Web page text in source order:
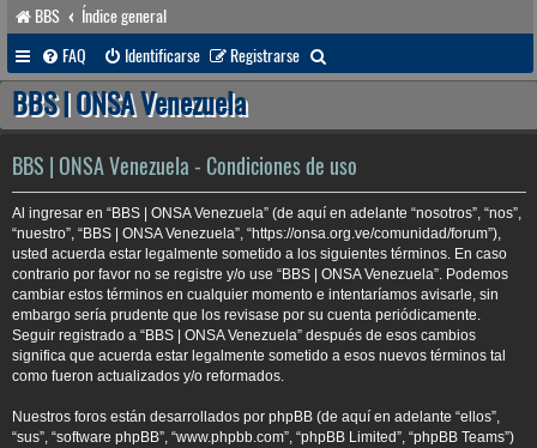
BBS
Índice general
FAQ
Identificarse Registrarse
u
a
r
BBS | ONSA Venezuela
BBS | ONSA Venezuela - Condiciones de uso
Al ingresar en “BBS | ONSA Venezuela” (de aquí en adelante “nosotros”, “nos”,
“nuestro”, “BBS | ONSA Venezuela”, “https://onsa.org.ve/comunidad/forum”),
usted acuerda estar legalmente sometido a los siguientes términos. En caso
contrario por favor no se registre y/o use “BBS | ONSA Venezuela”. Podemos
cambiar estos términos en cualquier momento e intentaríamos avisarle, sin
embargo sería prudente que los revisase por su cuenta periódicamente.
Seguir registrado a “BBS | ONSA Venezuela” después de esos cambios
significa que acuerda estar legalmente sometido a esos nuevos términos tal
como fueron actualizados y/o reformados.
Nuestros foros están desarrollados por phpBB (de aquí en adelante “ellos”,
“sus”, “software phpBB”, “www.phpbb.com”, “phpBB Limited”, “phpBB Teams”)